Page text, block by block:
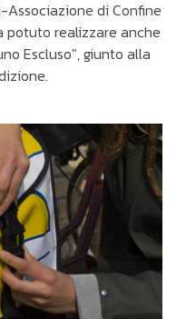
di Confine
potuto realizzare anche
Escluso", giunto alla